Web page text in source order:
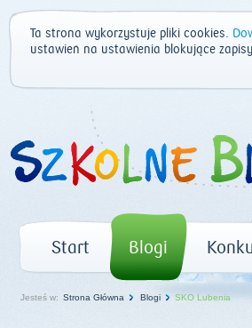
Ta strona wykorzystuje pliki cookies.
ustawień na ustawienia blokujące
Start Blogi
Jesteś w: Strona Główna Blogi SKO Lubenia